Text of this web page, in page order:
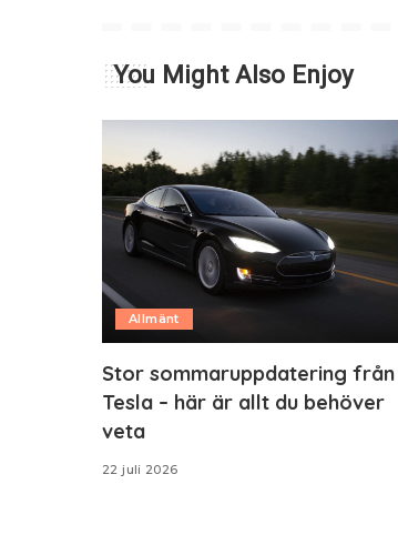
You Might Also Enjoy
Allmänt
Stor sommaruppdatering från
Tesla – här är allt du behöver
veta
22 juli 2026